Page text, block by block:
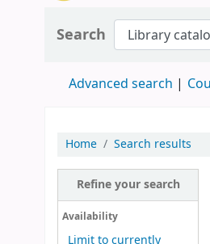
Search
Advanced search
Home Search results
Refine your search
Availability
Limit to currently